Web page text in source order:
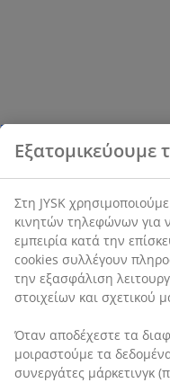
Εξατομικεύουμε
Στη JYSK
κινητών τηλεφώνων για
εμπειρία κατά την
cookies συλλέγουν
την εξασφάλιση
στοιχείων και σχετικού
Όταν αποδέχεστε τα
μοιραστούμε τα
συνεργάτες μάρκετινγκ